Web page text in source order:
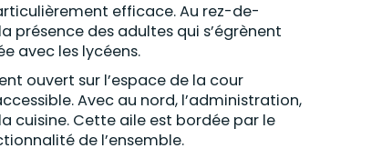
efficace. Au rez-de-
présence des adultes qui s’égrènent
avec les lycéens.
ouvert sur l’espace de la cour
Avec au nord, l’administration,
cuisine. Cette aile est bordée par le
de l’ensemble.